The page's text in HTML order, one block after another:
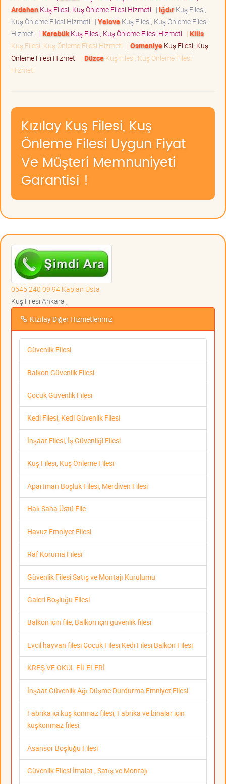
ArdahanKuş Filesi, Kuş Önleme Filesi Hizmeti | IğdırKuş Filesi,
Kuş Önleme Filesi Hizmeti | Yalova Kuş Filesi, Kuş Önleme Filesi
Hizmeti | KarabükKuş Filesi, Kuş Önleme Filesi Hizmeti | Kilis
Kuş Filesi, Kuş Önleme Filesi Hizmeti | OsmaniyeKuş Filesi, Kuş
Önleme Filesi Hizmeti | DüzceKuş Filesi, Kuş Önleme Filesi
Hizmeti
Kızılay Kuş Filesi, Kuş
Önleme Filesi Uygun Fiyat
Ve Müşteri Memnuniyeti
Garantisi !
0545 240 09 94 Kaplan Usta
Kuş Filesi Ankara ,
Kızılay Diğer Hizmetlerimiz
Güvenlik Filesi
Balkon Güvenlik Filesi
Çocuk Güvenlik Filesi
Kedi Filesi, Kedi Güvenlik Filesi
İnşaat Filesi, İş Güvenliği Filesi
Kuş Filesi, Kuş Önleme Filesi
Apartman Boşluk Filesi, Merdiven Filesi
Halı Saha Üstü File
Havuz Emniyet Filesi
Raf Koruma Filesi
Güvenlik Filesi Satış ve Montajı Kurulumu
Galeri Boşluğu Filesi
Balkon için file, Balkon için güvenlik filesi
Evcil hayvan filesi Çocuk Filesi Kedi Filesi Balkon Filesi
KREŞ VE OKUL FİLELERİ
İnşaat Güvenlik Ağı Düşme Durdurma Emniyet Filesi
Fabrika içi kuş konmaz filesi, Fabrika ve binalar için
kuşkonmaz filesi
Asansör Boşluğu Filesi
Güvenlik Filesi İmalat , Satış ve Montajı